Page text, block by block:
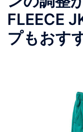
FLEECE
プもおす